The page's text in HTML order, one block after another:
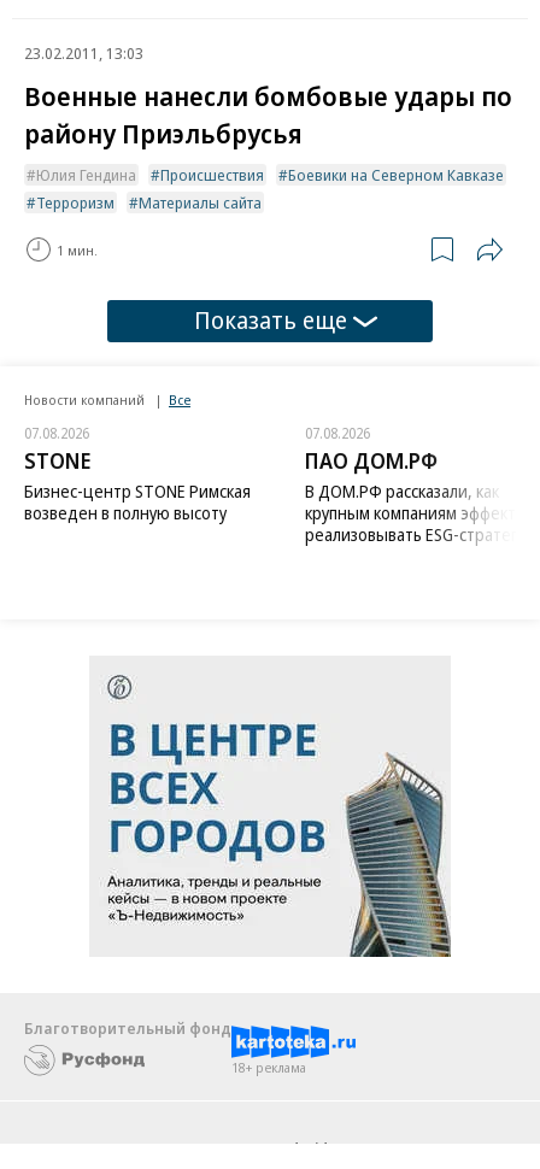
23.02.2011, 13:03
Военные нанесли бомбовые удары по
району Приэльбрусья
Юлия Гендина Происшествия
Боевики на Северном Кавказе
Терроризм
Материалы сайта
1 мин.
Показать еще
Новости компаний Все
07.08.2026
STONE
Бизнес-центр STONE Римская
возведен в полную высоту
07.08.2026
ПАО ДОМ.РФ
В ДОМ.РФ рассказали, как
крупным компаниям
реализовывать ESG-стратегию
Благотворительный фонд
18+ реклама
Android